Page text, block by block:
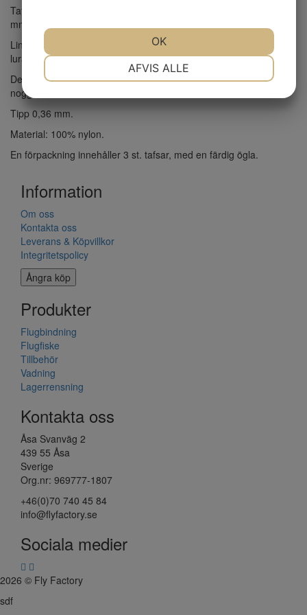
Tafsen passar bra till Streamers, Big Game, General, Poppers
mm.
Linan är nötningsbeständig och låga siktledare kan hjälpa dig att
lura försiktiga fiskar.
Den unika avsmalningen på tafsen förbättrar omsättningen och
noggrannheten - även i hård vind.
Tipp 0,36 mm.
Material: 100% nylon.
En förpackning innehåller 3 st. tafsar, med en färdig ögla.
Information
Om oss
Kontakta oss
Leverans & Köpvillkor
Integritetspolicy
Ångra köp
Produkter
Flugbindning
Flugfiske
Tillbehör
Vadning
Lagerrensning
Kontakta oss
Åsa Svanväg 2
439 55 Åsa
Sverige
Org.nr: 969777-1807
+46(0)70 740 45 84
info@flyfactory.se
Sociala medier
2026 © Fly Factory
sdf
AFVIS ALLE
OK